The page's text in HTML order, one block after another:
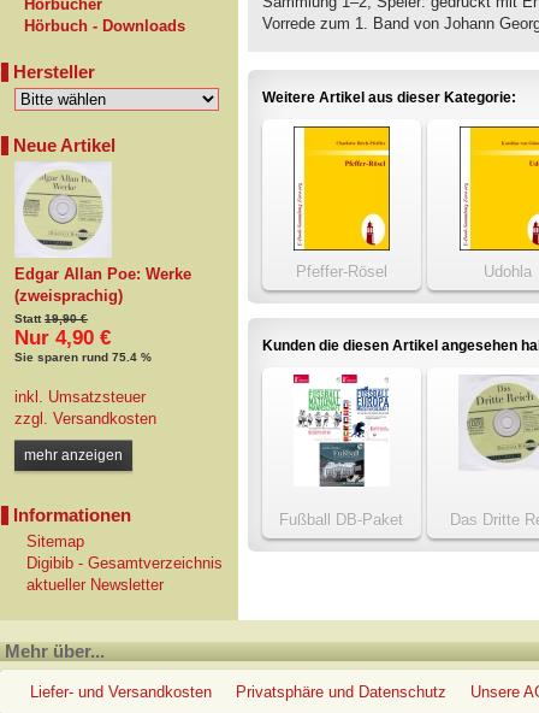
Hörbücher
Hörbuch - Downloads
Hersteller
Neue Artikel
Edgar Allan Poe: Werke
(zweisprachig)
Statt19,90 €
Nur 4,90 €
Sie sparen rund 75.4 %
inkl. Umsatzsteuer
zzgl. Versandkosten
mehr anzeigen
Informationen
Sitemap
Digibib - Gesamtverzeichnis
aktueller Newsletter
Vorrede zum 1. Band von Johann
Weitere Artikel aus dieser Kategorie:
Pfeffer-Rösel Udohla
Kunden die diesen Artikel angesehen
Fußball DB-Paket Das Dritte
Mehr über...
Liefer- und Versandkosten Privatsphäre und Datenschutz Unsere